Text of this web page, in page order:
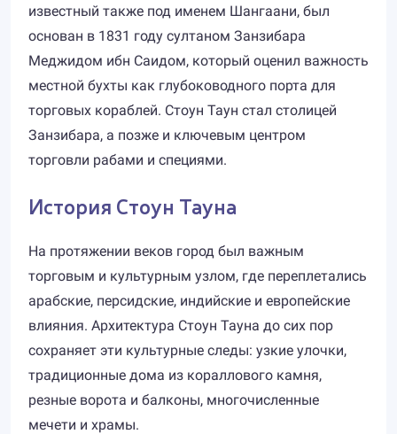
известный также под именем Шангаани, был
основан в 1831 году султаном Занзибара
Меджидом ибн Саидом, который оценил важность
местной бухты как глубоководного порта для
торговых кораблей. Стоун Таун стал столицей
Занзибара, а позже и ключевым центром
торговли рабами и специями.
История Стоун Тауна
На протяжении веков город был важным
торговым и культурным узлом, где переплетались
арабские, персидские, индийские и европейские
влияния. Архитектура Стоун Тауна до сих пор
сохраняет эти культурные следы: узкие улочки,
традиционные дома из кораллового камня,
резные ворота и балконы, многочисленные
мечети и храмы.